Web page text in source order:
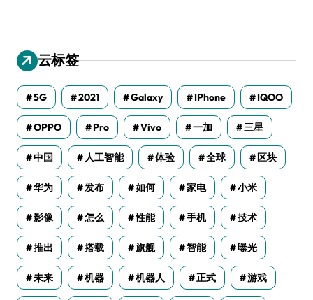
云标签
5G 2021 Galaxy IPhone IQOO
OPPO Pro Vivo 一加 三星
中国 人工智能 体验 全球 区块
华为 发布 如何 家电 小米
影像 怎么 性能 手机 技术
推出 搭载 旗舰 智能 曝光
未来 机器 机器人 正式 游戏